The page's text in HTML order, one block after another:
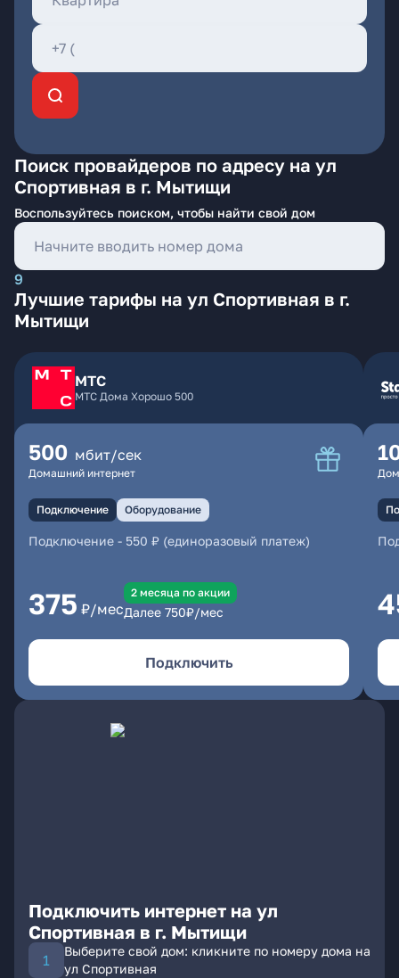
Поиск провайдеров по адресу на ул
Спортивная в г. Мытищи
Воспользуйтесь поиском, чтобы найти свой дом
9
Лучшие тарифы на ул Спортивная в г.
Мытищи
МТС
МТС Дома Хорошо 500
500 мбит/сек
Домашний интернет
Подключение Оборудование
Подключение - 550 ₽ (единоразовый платеж)
375 ₽/мес
2 месяцa по акции
Далее 750₽/мес
Подключить
Подключить интернет на ул
Спортивная в г. Мытищи
Выберите свой дом: кликните по номеру дома на
ул Спортивная